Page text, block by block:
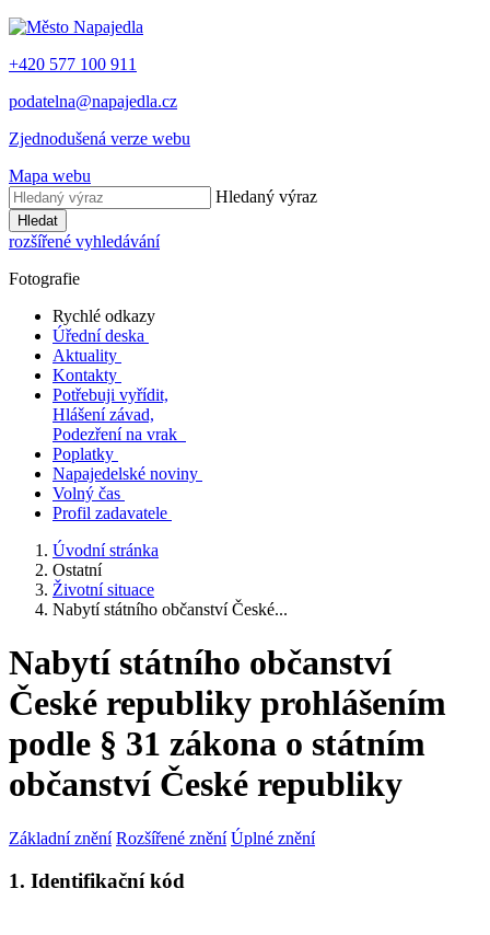
+420 577 100 911
podatelna@napajedla.cz
Zjednodušená verze webu
Mapa webu
Hledaný výraz
Hledat
rozšířené vyhledávání
Fotografie
Rychlé odkazy
Úřední deska
Aktuality
Kontakty
Potřebuji vyřídit,
Hlášení závad,
Podezření na vrak
Poplatky
Napajedelské noviny
Volný čas
Profil zadavatele
Úvodní stránka
Ostatní
Životní situace
Nabytí státního občanství České...
Nabytí státního občanství
České republiky prohlášením
podle § 31 zákona o státním
občanství České republiky
Základní znění Rozšířené znění Úplné znění
1. Identifikační kód